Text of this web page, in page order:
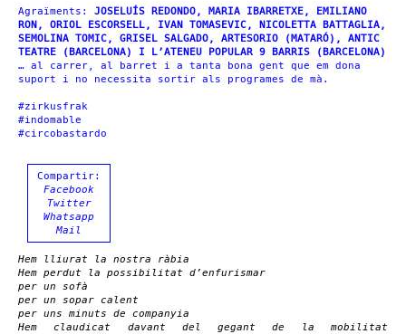
Agraïments: JOSELUÍS REDONDO, MARIA IBARRETXE, EMILIANO
RON, ORIOL ESCORSELL, IVAN TOMASEVIC, NICOLETTA BATTAGLIA,
SEMOLINA TOMIC, GRISEL SALGADO, ARTESORIO (MATARÓ), ANTIC
TEATRE (BARCELONA) I L’ATENEU POPULAR 9 BARRIS (BARCELONA)
… al carrer, al barret i a tanta bona gent que em dona
suport i no necessita sortir als programes de mà.
#zirkusfrak
#indomable
#circobastardo
Compartir:
Facebook
Twitter
Whatsapp
Mail
Hem lliurat la nostra ràbia
Hem perdut la possibilitat d’enfurismar
per un sofà
per un sopar calent
per uns minuts de companyia
Hem claudicat davant del gegant de la mobilitat